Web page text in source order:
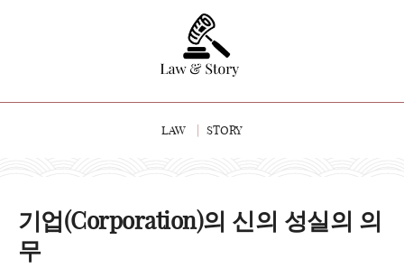
LAW STORY
기업(Corporation)의 신의 성실의 의
무